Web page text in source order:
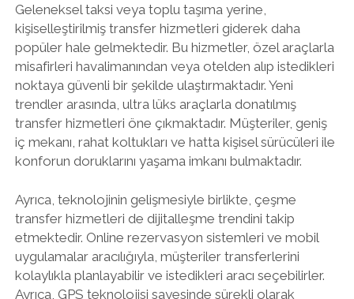
Geleneksel taksi veya toplu taşıma yerine,
kişiselleştirilmiş transfer hizmetleri giderek daha
popüler hale gelmektedir. Bu hizmetler, özel araçlarla
misafirleri havalimanından veya otelden alıp istedikleri
noktaya güvenli bir şekilde ulaştırmaktadır. Yeni
trendler arasında, ultra lüks araçlarla donatılmış
transfer hizmetleri öne çıkmaktadır. Müşteriler, geniş
iç mekanı, rahat koltukları ve hatta kişisel sürücüleri ile
konforun doruklarını yaşama imkanı bulmaktadır.
Ayrıca, teknolojinin gelişmesiyle birlikte, çeşme
transfer hizmetleri de dijitalleşme trendini takip
etmektedir. Online rezervasyon sistemleri ve mobil
uygulamalar aracılığıyla, müşteriler transferlerini
kolaylıkla planlayabilir ve istedikleri aracı seçebilirler.
Ayrıca, GPS teknolojisi sayesinde sürekli olarak